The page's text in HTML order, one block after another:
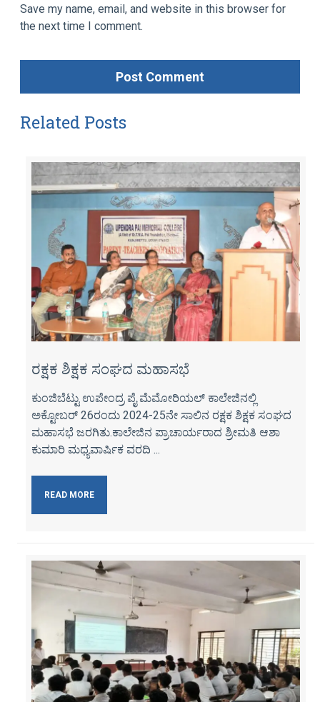
Save my name, email, and website in this browser for
the next time I comment.
Related Posts
ರಕ್ಷಕ ಶಿಕ್ಷಕ ಸಂಘದ ಮಹಾಸಭೆ
ಕುಂಜಿಬೆಟ್ಟು ಉಪೇಂದ್ರ ಪೈ ಮೆಮೋರಿಯಲ್ ಕಾಲೇಜಿನಲ್ಲಿ
ಅಕ್ಟೋಬರ್ 26ರಂದು 2024-25ನೇ ಸಾಲಿನ ರಕ್ಷಕ ಶಿಕ್ಷಕ ಸಂಘದ
ಮಹಾಸಭೆ ಜರಗಿತು.ಕಾಲೇಜಿನ ಪ್ರಾಚಾರ್ಯರಾದ ಶ್ರೀಮತಿ ಆಶಾ
ಕುಮಾರಿ ಮಧ್ಯವಾರ್ಷಿಕ ವರದಿ ...
READ MORE